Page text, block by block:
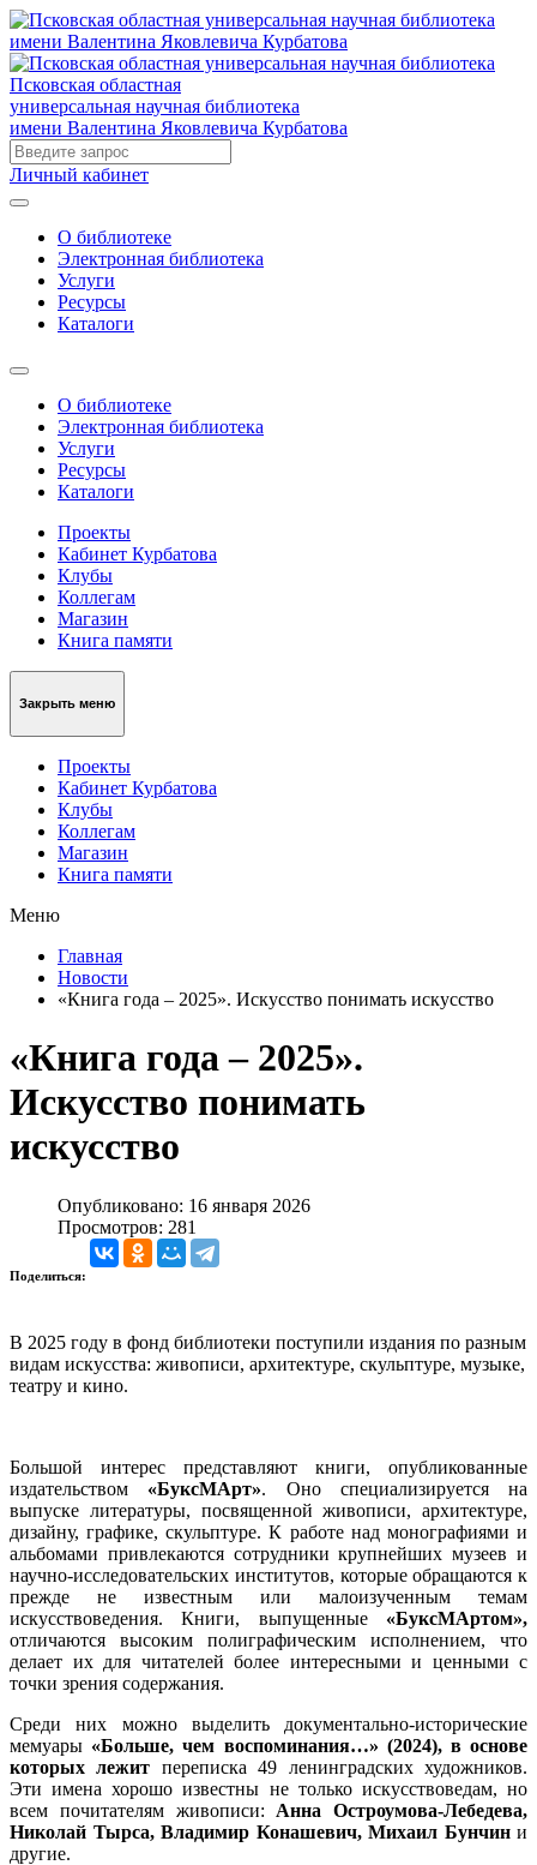
Псковская областная
универсальная научная библиотека
имени Валентина Яковлевича Курбатова
Личный кабинет
О библиотеке
Электронная библиотека
Услуги
Ресурсы
Каталоги
О библиотеке
Электронная библиотека
Услуги
Ресурсы
Каталоги
Проекты
Кабинет Курбатова
Клубы
Коллегам
Магазин
Книга памяти
Закрыть меню
Проекты
Кабинет Курбатова
Клубы
Коллегам
Магазин
Книга памяти
Меню
Главная
Новости
«Книга года – 2025». Искусство понимать искусство
«Книга года – 2025».
Искусство понимать
искусство
Опубликовано: 16 января 2026
Просмотров: 281
Поделиться:
В 2025 году в фонд библиотеки поступили издания по разным
видам искусства: живописи, архитектуре, скульптуре, музыке,
театру и кино.
Большой интерес представляют книги, опубликованные
издательством «БуксМАрт». Оно специализируется на
выпуске литературы, посвященной живописи, архитектуре,
дизайну, графике, скульптуре. К работе над монографиями и
альбомами привлекаются сотрудники крупнейших музеев и
научно-исследовательских институтов, которые обращаются к
прежде не известным или малоизученным темам
искусствоведения. Книги, выпущенные «БуксМАртом»,
отличаются высоким полиграфическим исполнением, что
делает их для читателей более интересными и ценными с
точки зрения содержания.
Среди них можно выделить документально-исторические
мемуары «Больше, чем воспоминания…» (2024), в основе
которых лежит переписка 49 ленинградских художников.
Эти имена хорошо известны не только искусствоведам, но
всем почитателям живописи: Анна Остроумова-Лебедева,
Николай Тырса, Владимир Конашевич, Михаил Бунчини
другие.